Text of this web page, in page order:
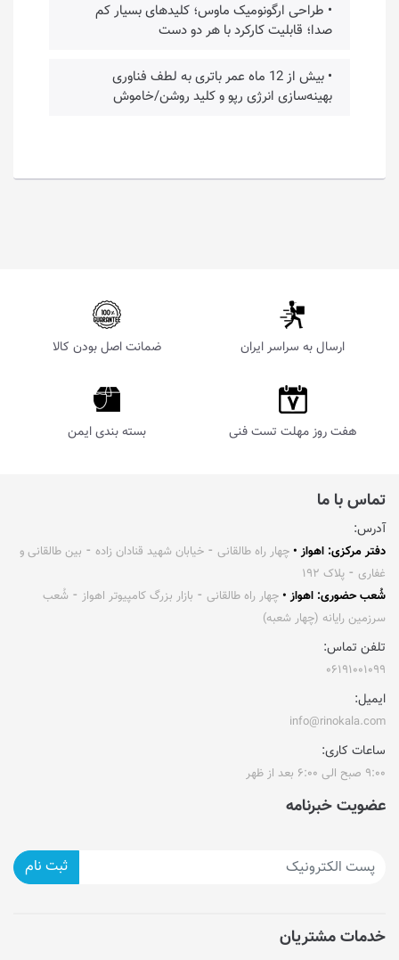
• طراحی ارگونوميک ماوس؛ کلیدهای بسیار کم
صدا؛ قابلیت کارکرد با هر دو دست
• بیش از 12 ماه عمر باتری به لطف فناوری
بهینه‌سازی انرژی رپو و کلید روشن/خاموش
ارسال به سراسر ایران ضمانت اصل بودن کالا
هفت روز مهلت تست فنی بسته بندی ایمن
تماس با ما
آدرس:
دفتر مرکزی: اهواز • چهار راه طالقانی ⁃ خیابان شهید قنادان زاده ⁃ بین طالقانی و
غفاری ⁃ پلاک ۱۹۲
شُعب حضوری: اهواز • چهار راه طالقانی ⁃ بازار بزرگ کامپیوتر اهواز ⁃ شُعب
سرزمین رایانه (چهار شعبه)
تلفن تماس:
۰۶۱۹۱۰۰۱۰۹۹
ایمیل:
info@rinokala.com
ساعات کاری:
۹:۰۰ صبح الی ۶:۰۰ بعد از ظهر
عضویت خبرنامه
ثبت نام
خدمات مشتریان